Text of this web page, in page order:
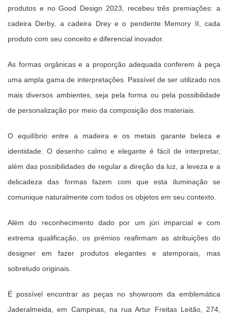
produtos e no Good Design 2023, recebeu três premiações: a
cadeira Derby, a cadeira Drey e o pendente Memory II, cada
produto com seu conceito e diferencial inovador.
As formas orgânicas e a proporção adequada conferem à peça
uma ampla gama de interpretações. Passível de ser utilizado nos
mais diversos ambientes, seja pela forma ou pela possibilidade
de personalização por meio da composição dos materiais.
O equilíbrio entre a madeira e os metais garante beleza e
identidade. O desenho calmo e elegante é fácil de interpretar,
além das possibilidades de regular a direção da luz, a leveza e a
delicadeza das formas fazem com que esta iluminação se
comunique naturalmente com todos os objetos em seu contexto.
Além do reconhecimento dado por um júri imparcial e com
extrema qualificação, os prémios reafirmam as atribuições do
designer em fazer produtos elegantes e atemporais, mas
sobretudo originais.
É possível encontrar as peças no showroom da emblemática
Jaderalmeida, em Campinas, na rua Artur Freitas Leitão, 274,